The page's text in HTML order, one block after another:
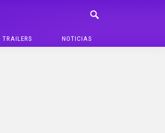
TRAILERS NOTICIAS